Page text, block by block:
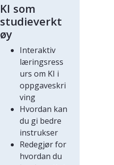
KI som
studieverkt
øy
Interaktiv
læringsress
urs om KI i
oppgaveskri
ving
Hvordan kan
du gi bedre
instrukser
Redegjør for
hvordan du